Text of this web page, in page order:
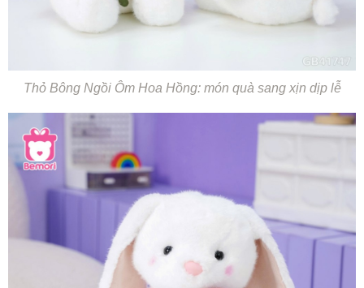
Thỏ Bông Ngồi Ôm Hoa Hồng: món quà sang xịn dịp lễ